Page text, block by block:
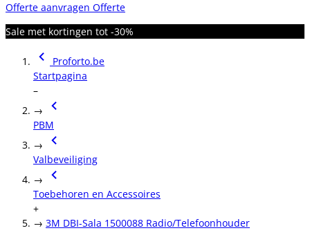
Offerte aanvragen Offerte
Sale met kortingen tot -30%
Proforto.be
Startpagina
–
→
PBM
→
Valbeveiliging
→
Toebehoren en Accessoires
+
→ 3M DBI-Sala 1500088 Radio/Telefoonhouder